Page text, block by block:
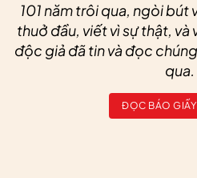
101 năm trôi qua, ngòi bút
thuở đầu, viết vì sự thật,
độc giả đã tin và đọc
qua.
ĐỌC BÁO